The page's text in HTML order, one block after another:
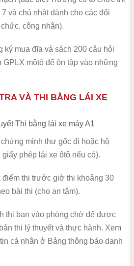
và chủ nhật dành cho các đối
công nhân).
ký mua đĩa và sách 200 câu hỏi
GPLX môtô để ôn tập vào những
VÀ THI BẰNG LÁI XE
Thi bằng lái xe máy A1
minh thư gốc đi hoặc hộ
phép lái xe ôtô nếu có).
điểm thi trước giờ thi khoảng 30
bài thi (cho an tâm).
thi bạn vào phòng chờ để được
thi lý thuyết và thực hành. Xem
cá nhân ở Bảng thông báo danh